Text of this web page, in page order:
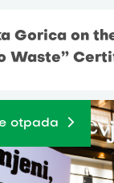
Gorica on
Waste”
otpada